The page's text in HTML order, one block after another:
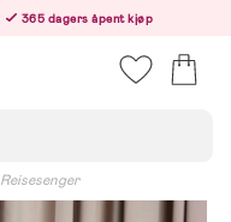
365 dagers åpent kjøp
Reisesenger